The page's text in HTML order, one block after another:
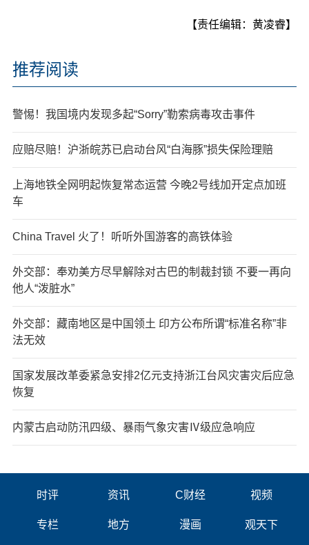
【责任编辑：黄凌睿】
推荐阅读
警惕！我国境内发现多起“Sorry”勒索病毒攻击事件
应赔尽赔！沪浙皖苏已启动台风“白海豚”损失保险理赔
上海地铁全网明起恢复常态运营 今晚2号线加开定点加班
车
China Travel 火了！听听外国游客的高铁体验
外交部：奉劝美方尽早解除对古巴的制裁封锁 不要一再向
他人“泼脏水”
外交部：藏南地区是中国领土 印方公布所谓“标准名称”非
法无效
国家发展改革委紧急安排2亿元支持浙江台风灾害灾后应急
恢复
内蒙古启动防汛四级、暴雨气象灾害Ⅳ级应急响应
时评 资讯 C财经 视频
专栏 地方 漫画 观天下